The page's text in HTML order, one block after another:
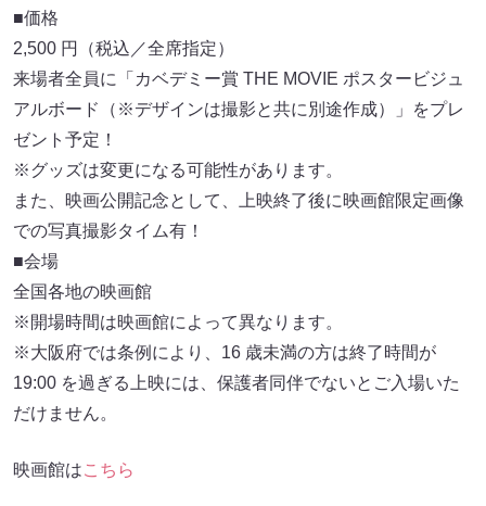
■価格
2,500 円（税込／全席指定）
来場者全員に「カベデミー賞 THE MOVIE ポスタービジュ
アルボード（※デザインは撮影と共に別途作成）」をプレ
ゼント予定！
※グッズは変更になる可能性があります。
また、映画公開記念として、上映終了後に映画館限定画像
での写真撮影タイム有！
■会場
全国各地の映画館
※開場時間は映画館によって異なります。
※大阪府では条例により、16 歳未満の方は終了時間が
19:00 を過ぎる上映には、保護者同伴でないとご入場いた
だけません。
映画館はこちら